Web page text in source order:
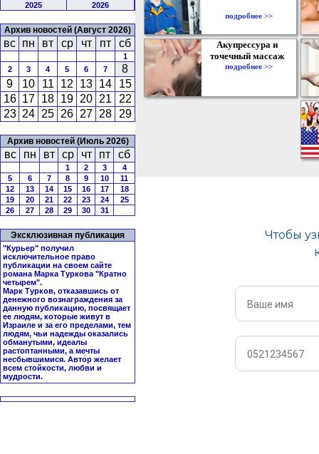
2025 2026
Архив новостей (Август 2026)
вс пн вт ср чт пт сб
1
2
3 4 5 6 7
8
9
10 11 12 13 14
15
16 17 18 19 20 21
22
23 24 25 26 27 28 29
Архив новостей (Июль 2026)
вс пн вт ср чт пт сб
1 2 3
4
5
6 7 8 9 10
11
12
13 14 15 16 17
18
19
20 21 22 23 24
25
26
27 28 29 30 31
Эксклюзивная публикация
"Курьер" получил
исключительное право
публикации на своем сайте
романа Марка Туркова "Кратно
четырем".
Марк Турков, отказавшись от
денежного вознаграждения за
данную публикацию, посвящает
ее людям, которые живут в
Израиле и за его пределами, тем
людям, чьи надежды оказались
обманутыми, идеалы
растоптанными, а мечты
несбывшимися. Автор желает
всем стойкости, любви и
мудрости.
подробнее >>
Акупрессура и
точечный массаж
подробнее >>